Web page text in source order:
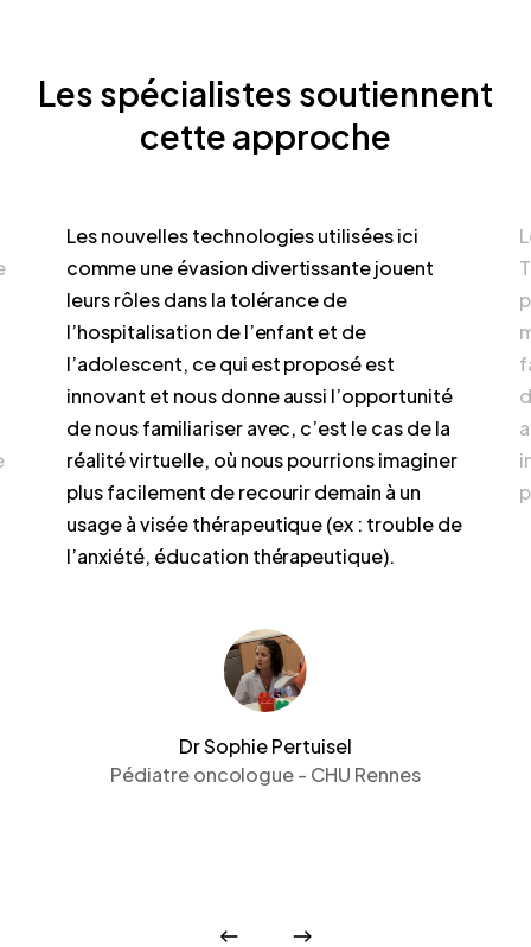
Les spécialistes soutiennent
cette approche
Les nouvelles technologies utilisées ici
comme une évasion divertissante jouent
leurs rôles dans la tolérance de
l’hospitalisation de l’enfant et de
l’adolescent, ce qui est proposé est
innovant et nous donne aussi l’opportunité
de nous familiariser avec, c’est le cas de la
réalité virtuelle, où nous pourrions imaginer
plus facilement de recourir demain à un
usage à visée thérapeutique (ex : trouble de
l’anxiété, éducation thérapeutique).
Dr Sophie Pertuisel
Pédiatre oncologue - CHU Rennes